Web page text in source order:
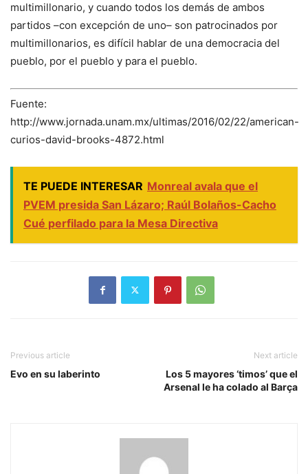
multimillonario, y cuando todos los demás de ambos
partidos –con excepción de uno– son patrocinados por
multimillonarios, es difícil hablar de una democracia del
pueblo, por el pueblo y para el pueblo.
Fuente:
http://www.jornada.unam.mx/ultimas/2016/02/22/american-
curios-david-brooks-4872.html
TE PUEDE INTERESAR Monreal avala que el
PVEM presida San Lázaro; Raúl Bolaños-Cacho
Cué perfilado para la Mesa Directiva
Previous article
Evo en su laberinto
Next article
Los 5 mayores ‘timos’ que el
Arsenal le ha colado al Barça